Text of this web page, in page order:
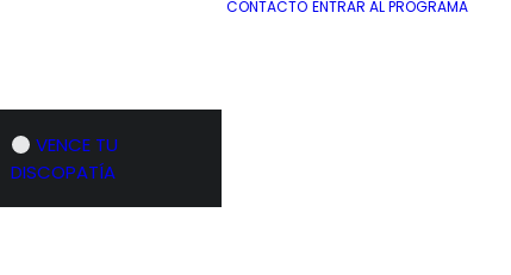
VENCE TU
DISCOPATÍA
CONTACTO ENTRAR AL PROGRAMA